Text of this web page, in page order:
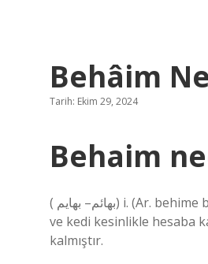
Behâim
Tarih: Ekim 29, 2024
Behaim
( ﺑﻬﺎﺋﻢ– ﺑﻬﺎﻳﻢ) i. (Ar. behіme behā’im’in çoğul hali) Dört ayaklı hayvanlar: Behâyim de hesaba katılmamıştır / köpek
ve kedi kesinlikle hesaba
kalmıştır.